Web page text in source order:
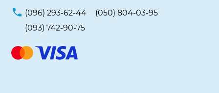
(096) 293-62-44
(050) 804-03-95
(093) 742-90-75